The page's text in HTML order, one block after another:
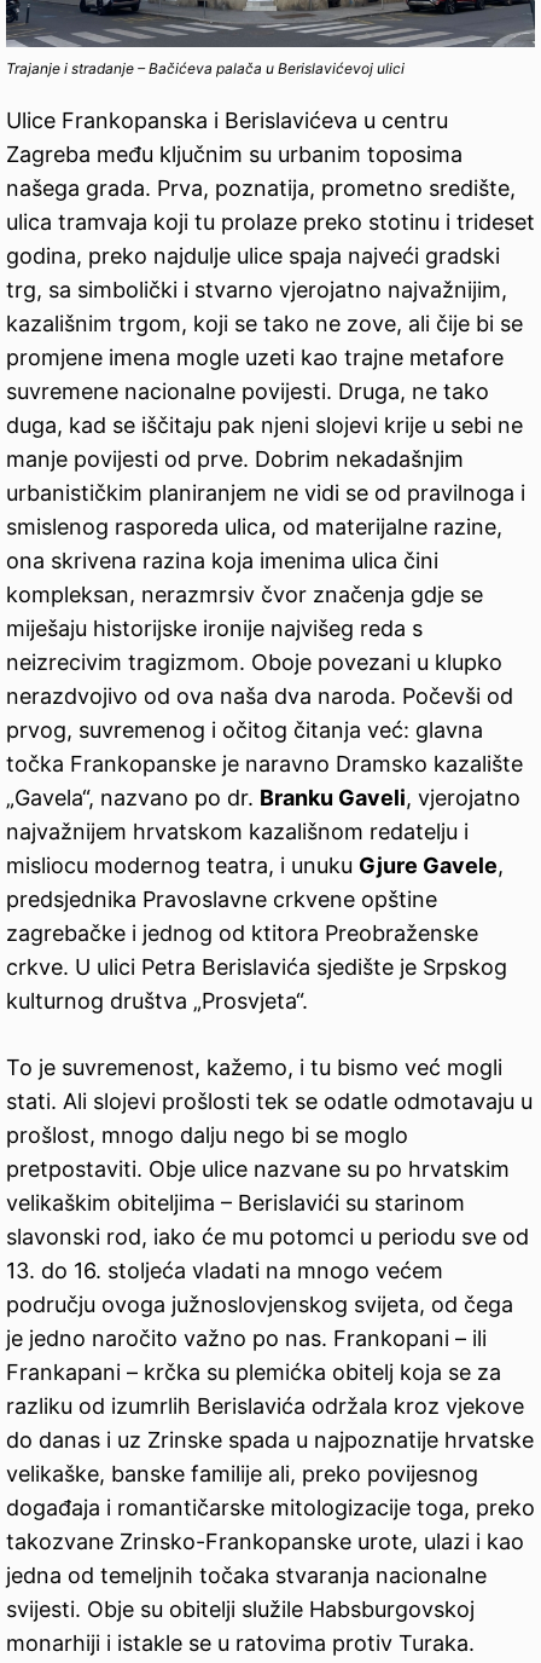
Trajanje i stradanje – Bačićeva palača u Berislavićevoj ulici
Ulice Frankopanska i Berislavićeva u centru
Zagreba među ključnim su urbanim toposima
našega grada. Prva, poznatija, prometno središte,
ulica tramvaja koji tu prolaze preko stotinu i trideset
godina, preko najdulje ulice spaja najveći gradski
trg, sa simbolički i stvarno vjerojatno najvažnijim,
kazališnim trgom, koji se tako ne zove, ali čije bi se
promjene imena mogle uzeti kao trajne metafore
suvremene nacionalne povijesti. Druga, ne tako
duga, kad se iščitaju pak njeni slojevi krije u sebi ne
manje povijesti od prve. Dobrim nekadašnjim
urbanističkim planiranjem ne vidi se od pravilnoga i
smislenog rasporeda ulica, od materijalne razine,
ona skrivena razina koja imenima ulica čini
kompleksan, nerazmrsiv čvor značenja gdje se
miješaju historijske ironije najvišeg reda s
neizrecivim tragizmom. Oboje povezani u klupko
nerazdvojivo od ova naša dva naroda. Počevši od
prvog, suvremenog i očitog čitanja već: glavna
točka Frankopanske je naravno Dramsko kazalište
„Gavela“, nazvano po dr. Branku Gaveli, vjerojatno
najvažnijem hrvatskom kazališnom redatelju i
misliocu modernog teatra, i unuku Gjure Gavele,
predsjednika Pravoslavne crkvene opštine
zagrebačke i jednog od ktitora Preobraženske
crkve. U ulici Petra Berislavića sjedište je Srpskog
kulturnog društva „Prosvjeta“.
To je suvremenost, kažemo, i tu bismo već mogli
stati. Ali slojevi prošlosti tek se odatle odmotavaju u
prošlost, mnogo dalju nego bi se moglo
pretpostaviti. Obje ulice nazvane su po hrvatskim
velikaškim obiteljima – Berislavići su starinom
slavonski rod, iako će mu potomci u periodu sve od
13. do 16. stoljeća vladati na mnogo većem
području ovoga južnoslovjenskog svijeta, od čega
je jedno naročito važno po nas. Frankopani – ili
Frankapani – krčka su plemićka obitelj koja se za
razliku od izumrlih Berislavića održala kroz vjekove
do danas i uz Zrinske spada u najpoznatije hrvatske
velikaške, banske familije ali, preko povijesnog
događaja i romantičarske mitologizacije toga, preko
takozvane Zrinsko-Frankopanske urote, ulazi i kao
jedna od temeljnih točaka stvaranja nacionalne
svijesti. Obje su obitelji služile Habsburgovskoj
monarhiji i istakle se u ratovima protiv Turaka.